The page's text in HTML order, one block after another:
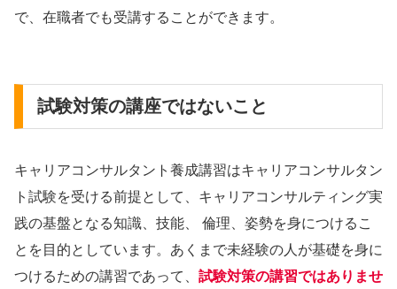
で、在職者でも受講することができます。
試験対策の講座ではないこと
キャリアコンサルタント養成講習はキャリアコンサルタン
ト試験を受ける前提として、キャリアコンサルティング実
践の基盤となる知識、技能、 倫理、姿勢を身につけるこ
とを目的としています。あくまで未経験の人が基礎を身に
つけるための講習であって、 試験対策の講習ではありませ